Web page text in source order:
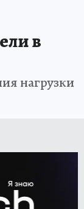
в
нагрузки